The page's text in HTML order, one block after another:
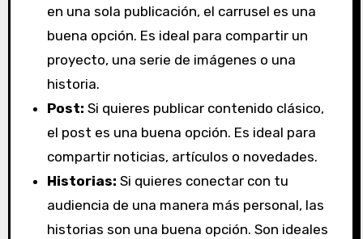
en una sola publicación, el carrusel es una
buena opción. Es ideal para compartir un
proyecto, una serie de imágenes o una
historia.
Post: Si quieres publicar contenido clásico,
el post es una buena opción. Es ideal para
compartir noticias, artículos o novedades.
Historias: Si quieres conectar con tu
audiencia de una manera más personal, las
historias son una buena opción. Son ideales